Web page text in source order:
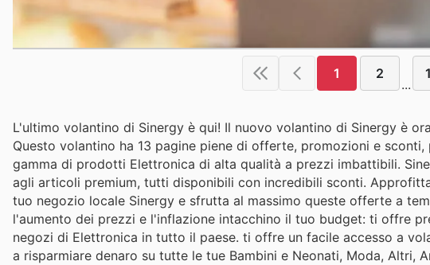
1 2
...
L'ultimo volantino di Sinergy è qui! Il nuovo volantino di Sinergy è
Questo volantino ha 13 pagine piene di offerte, promozioni e
gamma di prodotti Elettronica di alta qualità a prezzi imbattibili.
agli articoli premium, tutti disponibili con incredibili sconti.
tuo negozio locale Sinergy e sfrutta al massimo queste offerte a
l'aumento dei prezzi e l'inflazione intacchino il tuo budget: ti offre
negozi di Elettronica in tutto il paese. ti offre un facile accesso a
a risparmiare denaro su tutte le tue Bambini e Neonati, Moda, Altri,